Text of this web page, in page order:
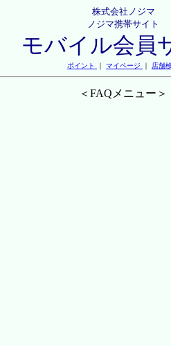
株式会社ノジマ
ノジマ携帯サイト
モバイル会員
ポイント ｜ マイページ ｜ 店舗
＜FAQメニュー＞